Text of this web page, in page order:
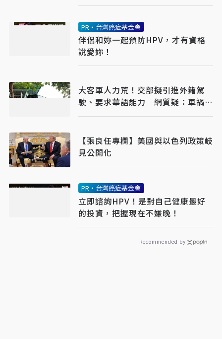
PR・台灣癌症基金會
伴侶和妳一起預防HPV，才有資格
說愛妳！
大客車人力荒！交部擬引進外籍駕
駛、要求華語能力 網質疑：車禍發
生誰處理
【張良任專欄】美國與以色列政策岐
見公開化
PR・台灣癌症基金會
立即諮詢HPV！是對自己健康最好
的投資，把握現在不嫌晚！
Recommended by